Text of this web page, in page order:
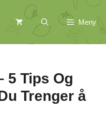
Meny
5 Tips Og
Trenger å